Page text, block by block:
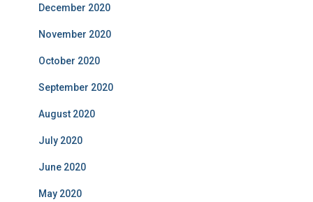
December 2020
November 2020
October 2020
September 2020
August 2020
July 2020
June 2020
May 2020